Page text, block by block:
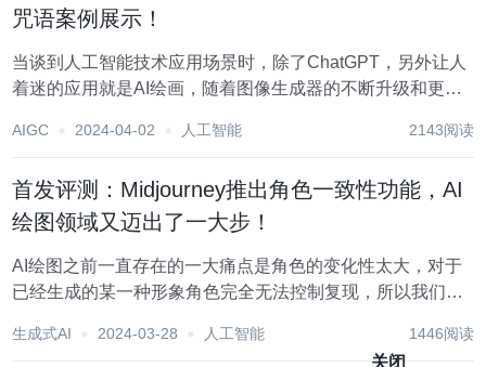
咒语案例展示！
当谈到人工智能技术应用场景时，除了ChatGPT，另外让人
着迷的应用就是AI绘画，随着图像生成器的不断升级和更
Midjourney和Stable Diffusion，风景、人物、动物、建筑、
AIGC 2024-04-02 人工智能 2143阅读
首发评测：Midjourney推出角色一致性功能，AI
绘图领域又迈出了一大步！
AI绘图之前一直存在的一大痛点是角色的变化性太大，对于
已经生成的某一种形象角色完全无法控制复现，所以我们很
或许是这个问题最好的答案，带着期待，我进行了第一手的
生成式AI 2024-03-28 人工智能 1446阅读
关闭